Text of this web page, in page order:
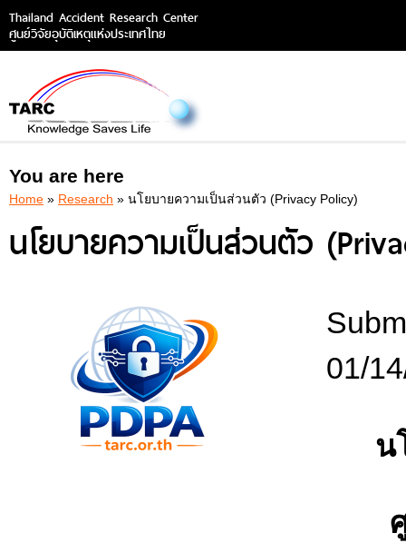
Thailand Accident Research Center
ศูนย์วิจัยอุบัติเหตุแห่งประเทศไทย
You are here
Home » Research » นโยบายความเป็นส่วนตัว (Privacy Policy)
นโยบายความเป็นส่วนตัว
01/
น